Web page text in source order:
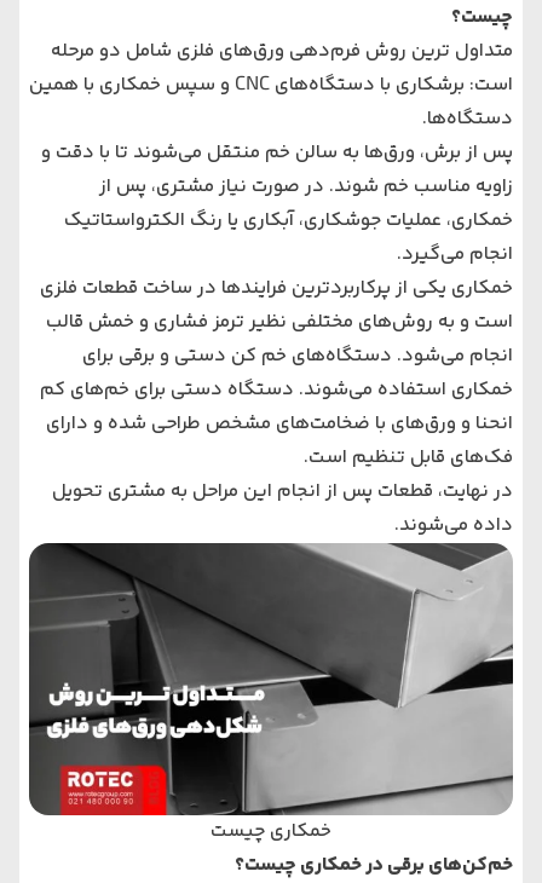
چیست؟
متداول‌ ترین روش فرم‌دهی ورق‌های فلزی شامل دو مرحله
است: برشکاری با دستگاه‌های CNC و سپس خمکاری با همین
دستگاه‌ها.
پس از برش، ورق‌ها به سالن خم منتقل می‌شوند تا با دقت و
زاویه مناسب خم شوند. در صورت نیاز مشتری، پس از
خمکاری، عملیات جوشکاری، آبکاری یا رنگ الکترواستاتیک
انجام می‌گیرد.
خمکاری یکی از پرکاربردترین فرایندها در ساخت قطعات فلزی
است و به روش‌های مختلفی نظیر ترمز فشاری و خمش قالب
انجام می‌شود. دستگاه‌های خم کن دستی و برقی برای
خمکاری استفاده می‌شوند. دستگاه دستی برای خم‌های کم
انحنا و ورق‌های با ضخامت‌های مشخص طراحی شده و دارای
فک‌های قابل تنظیم است.
در نهایت، قطعات پس از انجام این مراحل به مشتری تحویل
داده می‌شوند.
خمکاری چیست
خم‌کن‌های برقی در خمکاری چیست؟